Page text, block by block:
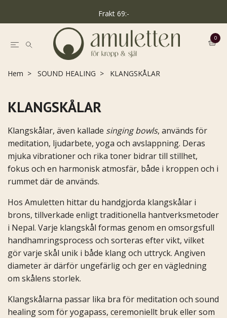
Frakt 69:-
0
Hem SOUND HEALING KLANGSKÅLAR
KLANGSKÅLAR
Klangskålar, även kallade singing bowls, används för
meditation, ljudarbete, yoga och avslappning. Deras
mjuka vibrationer och rika toner bidrar till stillhet,
fokus och en harmonisk atmosfär, både i kroppen och i
rummet där de används.
Hos Amuletten hittar du handgjorda klangskålar i
brons, tillverkade enligt traditionella hantverksmetoder
i Nepal. Varje klangskål formas genom en omsorgsfull
handhamringsprocess och sorteras efter vikt, vilket
gör varje skål unik i både klang och uttryck. Angiven
diameter är därför ungefärlig och ger en vägledning
om skålens storlek.
Klangskålarna passar lika bra för meditation och sound
healing som för yogapass, ceremoniellt bruk eller som